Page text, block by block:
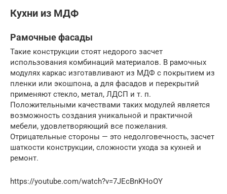
Кухни из МДФ
Рамочные фасады
Такие конструкции стоят недорого засчет
использования комбинаций материалов. В рамочных
модулях каркас изготавливают из МДФ с покрытием из
пленки или экошпона, а для фасадов и перекрытий
применяют стекло, метал, ЛДСП и т. п.
Положительными качествами таких модулей является
возможность создания уникальной и практичной
мебели, удовлетворяющий все пожелания.
Отрицательные стороны — это недолговечность, засчет
шаткости конструкции, сложности ухода за кухней и
ремонт.
https://youtube.com/watch?v=7JEcBnKHoOY